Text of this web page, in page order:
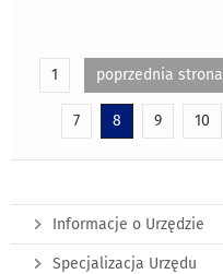
1 poprzednia strona
7 8 9 10
Informacje o Urzędzie
Specjalizacja Urzędu